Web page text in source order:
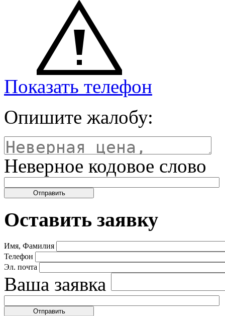
Показать телефон
Опишите жалобу:
Неверное кодовое слово
Оставить заявку
Имя, Фамилия
Телефон
Эл. почта
Ваша заявка